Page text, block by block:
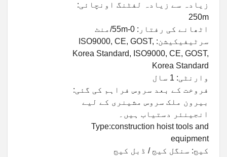
زیادہ سے زیادہ لفٹنگ اونچائی:
250m
اٹھانے کی رفتار: 0-55m/منٹ
سرٹیفیکیشن: ISO9000, CE, GOST,
Korea Standard, ISO9000, CE, GOST,
Korea Standard
وارنٹی: 1 سال
فروخت کے بعد سروس فراہم کی گئی:
بیرون ملک سروس مشینری کے لیے
انجینئر دستیاب ہیں۔
Type:construction hoist tools and
equipment
کیج: سنگل کیج / ڈبل کیج